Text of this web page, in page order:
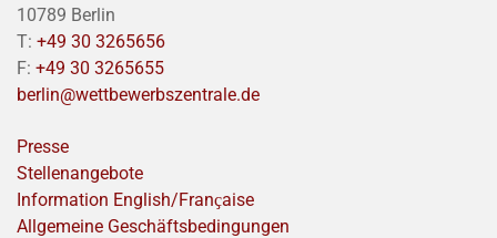
10789 Berlin
T: +49 30 3265656
F: +49 30 3265655
berlin@wettbewerbszentrale.de
Presse
Stellenangebote
Information English/Franҫaise
Allgemeine Geschäftsbedingungen